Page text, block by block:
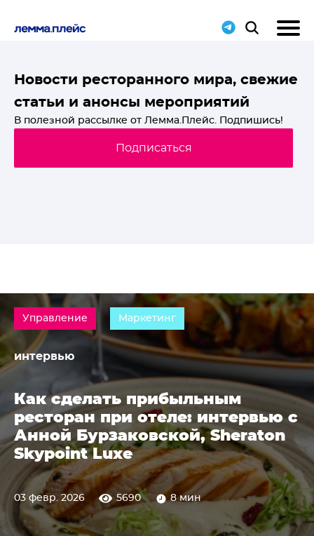
Новости ресторанного мира, свежие
статьи и анонсы мероприятий
В полезной рассылке от Лемма.Плейс. Подпишись!
Подписаться
Управление Маркетинг
интервью
Как сделать прибыльным
ресторан при отеле: интервью с
Анной Бурзаковской, Sheraton
Skypoint Luxe
03 февр. 2026 5690 8 мин